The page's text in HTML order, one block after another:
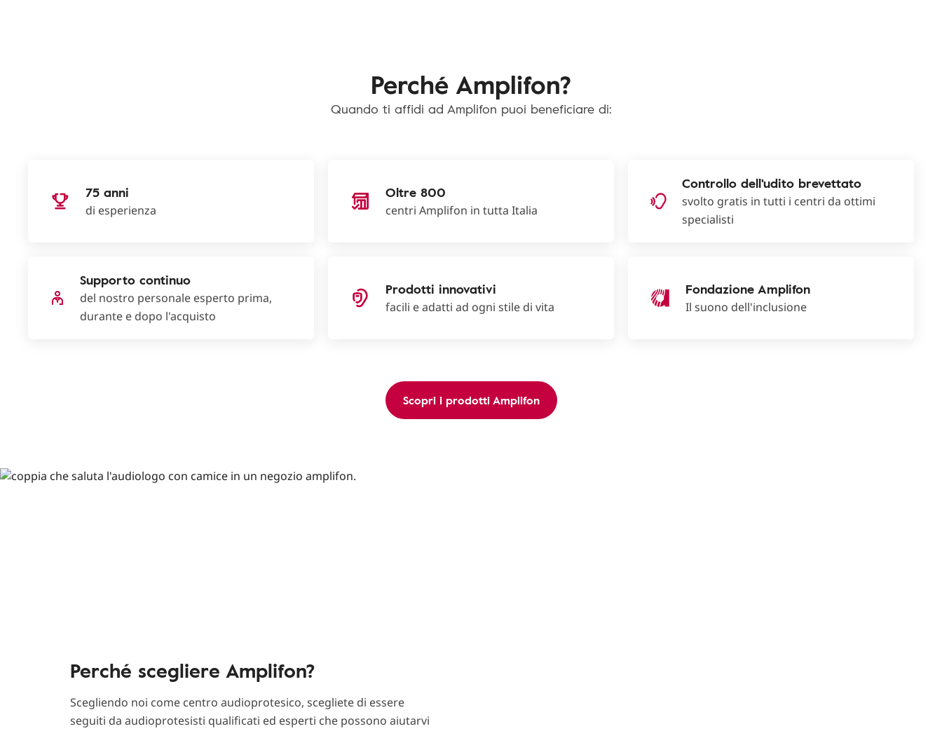
Perché Amplifon?
Quando ti affidi ad Amplifon puoi beneficiare di:
75 anni
di esperienza
Oltre 800
centri Amplifon in tutta Italia
Controllo dell'udito brevettato
svolto gratis in tutti i centri da ottimi
specialisti
Supporto continuo
del nostro personale esperto prima,
durante e dopo l'acquisto
Prodotti innovativi
facili e adatti ad ogni stile di vita
Fondazione Amplifon
Il suono dell'inclusione
Scopri i prodotti Amplifon
Perché scegliere Amplifon?
Scegliendo noi come centro audioprotesico, scegliete di essere
seguiti da audioprotesisti qualificati ed esperti che possono aiutarvi